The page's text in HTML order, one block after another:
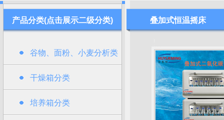
产品分类(点击展示二级分类)
谷物、面粉、小麦分析类
干燥箱分类
培养箱分类
叠加式恒温摇床